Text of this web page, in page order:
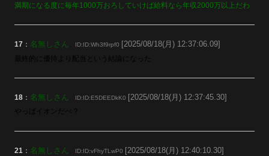
満期になる度に毎年1000万おろしていけば給料なら年収2000万以上だわ
17 ： 名無しさん ID:ID:Wh3f9rpf0 [2025/08/18(月) 12:37:06.09]
最終的に優待より配当という結論になった
18 ： 名無しさん ID:ID:E5DEEDkK0 [2025/08/18(月) 12:37:45.30]
やっぱイオンだべ？
21 ： 名無しさん ID:ID:vFhyTLwP0 [2025/08/18(月) 12:40:10.30]